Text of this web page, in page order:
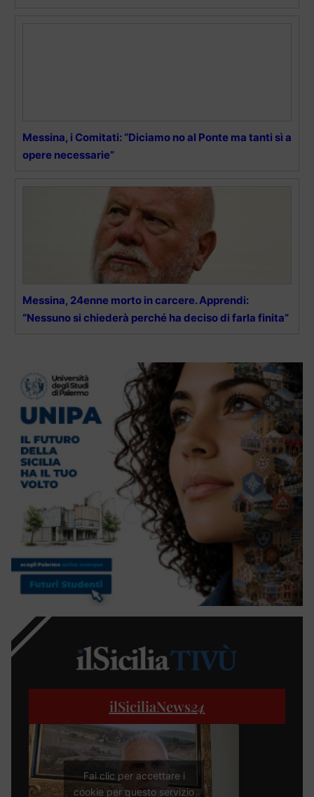
Messina, i Comitati: “Diciamo no al Ponte ma tanti sì a
opere necessarie”
Messina, 24enne morto in carcere. Apprendi:
“Nessuno si chiederà perché ha deciso di farla finita”
ilSiciliaNews24
Fai clic per accettare i
cookie per questo servizio